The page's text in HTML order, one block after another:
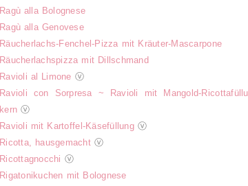
Ragù alla Bolognese
Ragù alla Genovese
Räucherlachs-Fenchel-Pizza mit Kräuter-Mascarpone
Räucherlachspizza mit Dillschmand
Ravioli al Limone ⓥ
Ravioli con Sorpresa ~ Ravioli mit Mangold-
kern ⓥ
Ravioli mit Kartoffel-Käsefüllung ⓥ
Ricotta, hausgemacht ⓥ
Ricottagnocchi ⓥ
Rigatonikuchen mit Bolognese